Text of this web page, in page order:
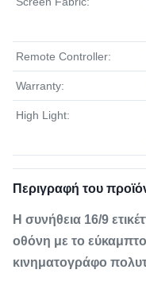
Remote Controller:
Warranty:
High Light:
Περιγραφή του
Η συνήθεια 16/9
οθόνη με το
κινηματογράφο